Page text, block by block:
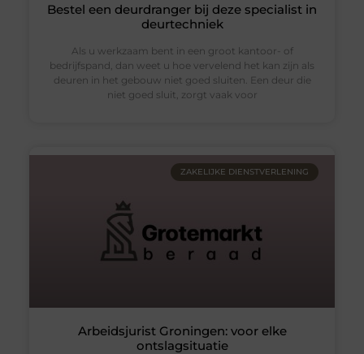
Bestel een deurdranger bij deze specialist in
deurtechniek
Als u werkzaam bent in een groot kantoor- of
bedrijfspand, dan weet u hoe vervelend het kan zijn als
deuren in het gebouw niet goed sluiten. Een deur die
niet goed sluit, zorgt vaak voor
ZAKELIJKE DIENSTVERLENING
Arbeidsjurist Groningen: voor elke
ontslagsituatie